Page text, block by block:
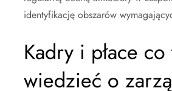
identyfikację obszarów
Kadry i płace
wiedzieć o